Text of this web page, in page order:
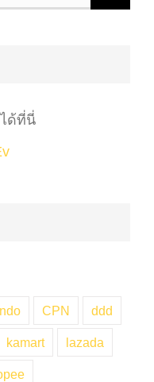
ด้ที่นี่
CPN ddd
kamart lazada